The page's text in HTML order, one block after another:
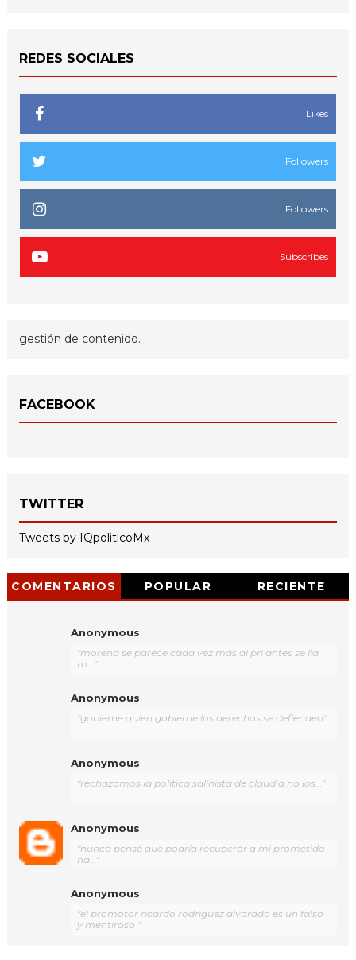
REDES SOCIALES
Likes
Followers
Followers
Subscribes
gestión de contenido.
FACEBOOK
TWITTER
Tweets by IQpoliticoMx
COMENTARIOS POPULAR RECIENTE
Anonymous
"morena se parece cada vez más al pri antes se lla
m..."
Anonymous
"gobierne quien gobierne los derechos se defienden"
Anonymous
"rechazamos la política salinista de claudia no los..."
Anonymous
"nunca pensé que podría recuperar a mi prometido
ha..."
Anonymous
"el promotor ricardo rodríguez alvarado es un falso
y mentiroso "